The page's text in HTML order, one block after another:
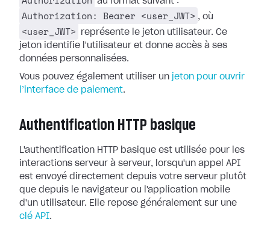
Authorization: Bearer <user_JWT> , où
<user_JWT>
représente le jeton utilisateur. Ce
jeton identifie l'utilisateur et donne accès à ses
données personnalisées.
Vous pouvez également utiliser un jeton pour ouvrir
l’interface de paiement.
Authentification HTTP basique
L'authentification HTTP basique est utilisée pour les
interactions serveur à serveur, lorsqu'un appel API
est envoyé directement depuis votre serveur plutôt
que depuis le navigateur ou l'application mobile
d'un utilisateur. Elle repose généralement sur une
clé API.